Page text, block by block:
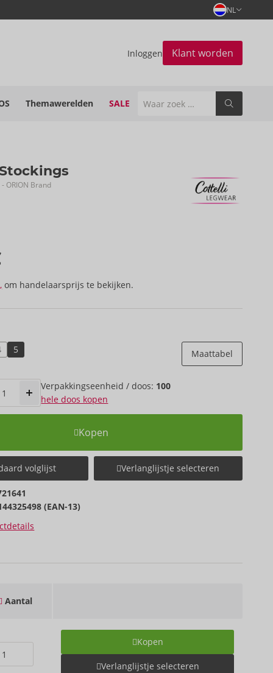
NL
Inloggen Klant worden
Themawerelden SALE
- ORION Brand
om handelaarsprijs te bekijken.
5 Maattabel
Verpakkings­eenheid / doos: 100
hele doos kopen
Kopen
volglijst Verlanglijstje selecteren
(EAN-13)
Aantal
Kopen
Verlanglijstje selecteren